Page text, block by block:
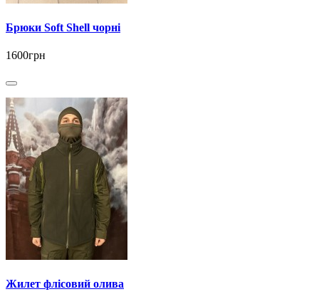
Брюки Soft Shell чорні
1600грн
Жилет флісовий олива